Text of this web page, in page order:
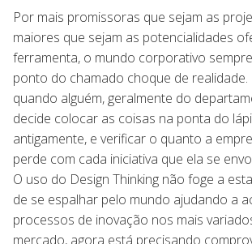
Por mais promissoras que sejam as
maiores que sejam as potencialidades
ferramenta, o mundo corporativo
ponto do chamado choque de
quando alguém, geralmente do
decide colocar as coisas na ponta do
antigamente, e verificar o quanto a
perde com cada iniciativa que ela se
O uso do Design Thinking não foge a
de se espalhar pelo mundo ajudando a
processos de inovação nos mais
mercado, agora está precisando